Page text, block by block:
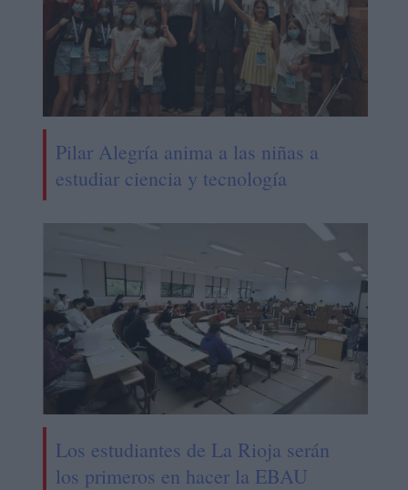
Pilar Alegría anima a las niñas a
estudiar ciencia y tecnología
Los estudiantes de La Rioja serán
los primeros en hacer la EBAU